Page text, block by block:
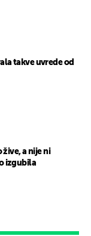
takve uvrede od
a nije ni
izgubila